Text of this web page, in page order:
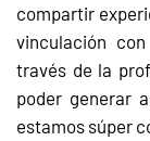
compartir
vinculación
través de la
poder generar
estamos súper